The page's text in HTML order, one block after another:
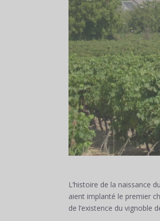
L’histoire de la naissance
aient implanté le premier
de l’existence du vignoble